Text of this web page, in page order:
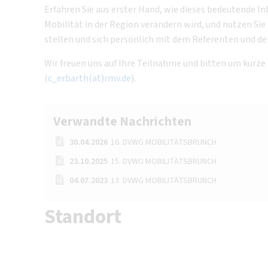
Erfahren Sie aus erster Hand, wie dieses bedeutende
Mobilität in der Region verändern wird, und nutzen
stellen und sich persönlich mit dem Referenten und
Wir freuen uns auf Ihre Teilnahme und bitten um
(c_erbarth(at)rmv.de).
Verwandte Nachrichten
30.04.2026 16. DVWG MOBILITÄTSBRUNCH
23.10.2025 15. DVWG MOBILITÄTSBRUNCH
04.07.2023 13. DVWG MOBILITÄTSBRUNCH
Standort